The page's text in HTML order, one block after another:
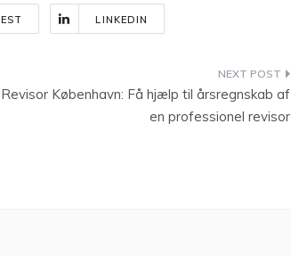
LINKEDIN
Revisor København: Få hjælp til årsregnskab af
en professionel revisor